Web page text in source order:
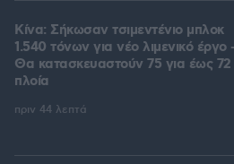
Κίνα: Σήκωσαν τσιμεντένιο μπλοκ
1.540 τόνων για νέο λιμενικό έργο
Θα κατασκευαστούν 75 για έως 72
πλοία
πριν 44 λεπτά